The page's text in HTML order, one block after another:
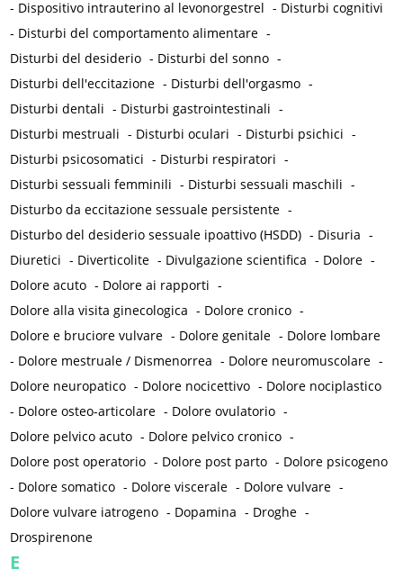
- Dispositivo intrauterino al levonorgestrel - Disturbi cognitivi
- Disturbi del comportamento alimentare -
Disturbi del desiderio - Disturbi del sonno -
Disturbi dell'eccitazione - Disturbi dell'orgasmo -
Disturbi dentali - Disturbi gastrointestinali -
Disturbi mestruali - Disturbi oculari - Disturbi psichici -
Disturbi psicosomatici - Disturbi respiratori -
Disturbi sessuali femminili - Disturbi sessuali maschili -
Disturbo da eccitazione sessuale persistente -
Disturbo del desiderio sessuale ipoattivo (HSDD) - Disuria -
Diuretici - Diverticolite - Divulgazione scientifica - Dolore -
Dolore acuto - Dolore ai rapporti -
Dolore alla visita ginecologica - Dolore cronico -
Dolore e bruciore vulvare - Dolore genitale - Dolore lombare
- Dolore mestruale / Dismenorrea - Dolore neuromuscolare -
Dolore neuropatico - Dolore nocicettivo - Dolore nociplastico
- Dolore osteo-articolare - Dolore ovulatorio -
Dolore pelvico acuto - Dolore pelvico cronico -
Dolore post operatorio - Dolore post parto - Dolore psicogeno
- Dolore somatico - Dolore viscerale - Dolore vulvare -
Dolore vulvare iatrogeno - Dopamina - Droghe -
Drospirenone
E